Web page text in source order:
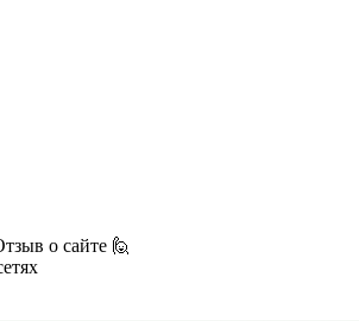
о сайте 🙋